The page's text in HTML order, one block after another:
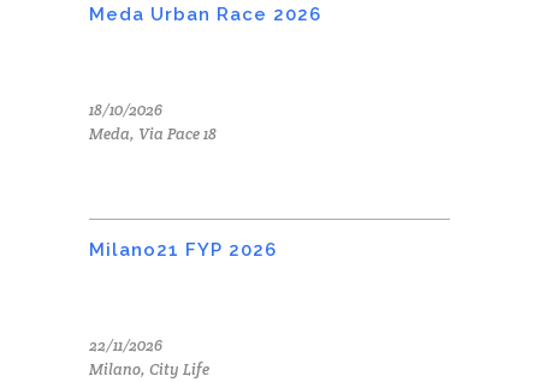
Meda Urban Race 2026
18/10/2026
Meda, Via Pace 18
Milano21 FYP 2026
22/11/2026
Milano, City Life